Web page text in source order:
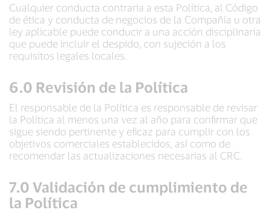
Cualquier conducta contraria a esta Política, al Código
de ética y conducta de negocios de la Compañía u otra
ley aplicable puede conducir a una acción disciplinaria
que puede incluir el despido, con sujeción a los
requisitos legales locales.
6.0 Revisión de la Política
El responsable de la Política es responsable de revisar
la Política al menos una vez al año para confirmar que
sigue siendo pertinente y eficaz para cumplir con los
objetivos comerciales establecidos, así como de
recomendar las actualizaciones necesarias al CRC.
7.0 Validación de cumplimiento de
la Política